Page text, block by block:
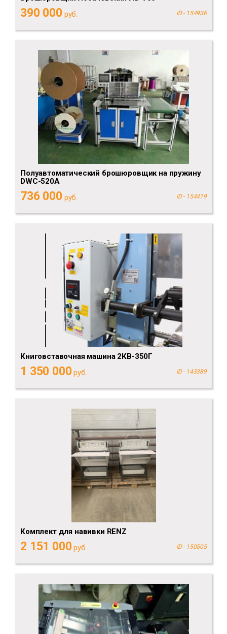
390 000 руб. ID - 154936
Полуавтоматический брошюровщик на пружину
DWC-520А
736 000 руб. ID - 154419
Книговставочная машина 2КВ-350Г
1 350 000 руб. ID - 143389
Комплект для навивки RENZ
2 151 000 руб. ID - 150505